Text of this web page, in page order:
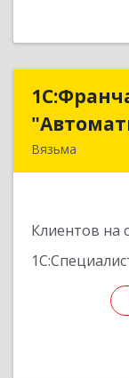
Вязьма
Клиентов на